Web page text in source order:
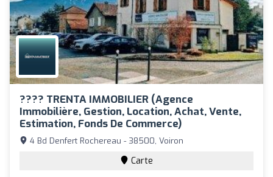
???? TRENTA IMMOBILIER (Agence
Immobilière, Gestion, Location, Achat, Vente,
Estimation, Fonds De Commerce)
4 Bd Denfert Rochereau - 38500, Voiron
Carte